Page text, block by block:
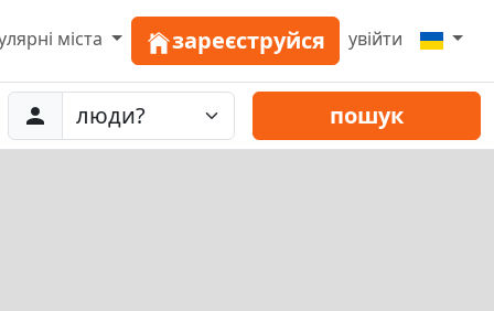
міста зареєструйся увійти
Abreise
люди пошук